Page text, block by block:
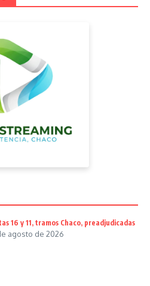
16 y 11, tramos Chaco, preadjudicadas
agosto de 2026